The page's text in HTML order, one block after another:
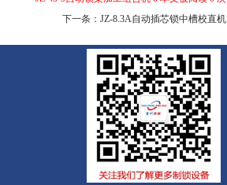
下一条： JZ-8.3A自动插芯锁中槽校直机